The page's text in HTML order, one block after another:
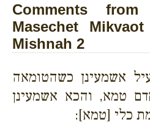
Comments
Masechet
Mishnah 2
אשמעינן כשהטומאה
טמא, והכא אשמעינן
כלי [טמא]: